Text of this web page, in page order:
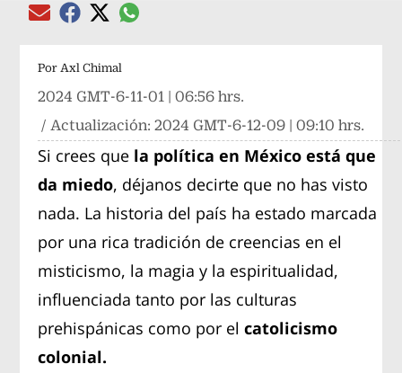
Compartir el artículo actual mediante Email
Compartir el artículo actual mediante Facebook
Compartir el artículo actual mediante Twitter
Compartir el artículo actual mediante
Por Axl Chimal
2024 GMT-6-11-01 | 06:56 hrs.
/ Actualización:2024 GMT-6-12-09 | 09:10 hrs.
Si crees que la política en México está que
da miedo, déjanos decirte que no has visto
nada. La historia del país ha estado marcada
por una rica tradición de creencias en el
misticismo, la magia y la espiritualidad,
influenciada tanto por las culturas
prehispánicas como por elcatolicismo
colonial.